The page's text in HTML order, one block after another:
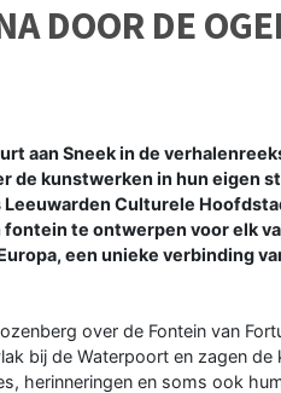
DOOR DE
aan Sneek in de
kunstwerken in hun eigen
Culturele
te ontwerpen voor elk
een unieke verbinding
over de Fontein van
bij de Waterpoort en zagen
herinneringen en soms ook